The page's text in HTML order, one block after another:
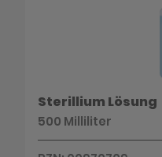
Sterillium Lösung
500 Milliliter